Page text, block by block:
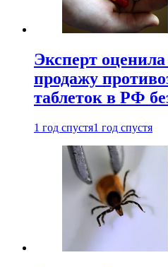
Эксперт
продажу
таблеток в РФ
1 год спустя1 год спустя